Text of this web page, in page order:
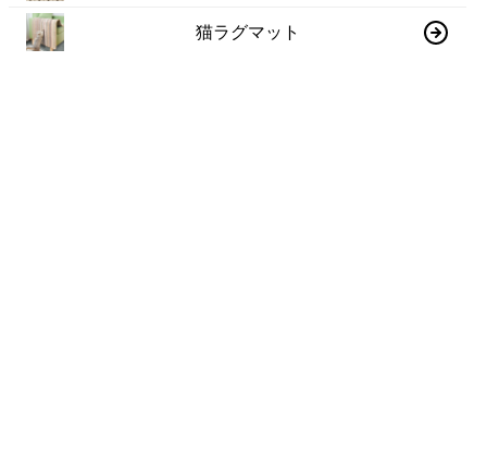
猫ラグマット